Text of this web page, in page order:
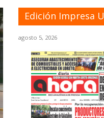
Edición Impresa
agosto 5, 2026